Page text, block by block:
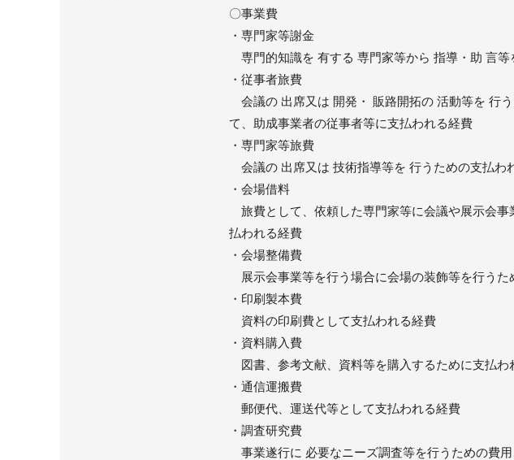
〇事業費
・専門家等謝金
専門的知識を 有する 専門家等から 指導・助 言等
・従事者旅費
会議の 出席又は 開発・ 販路開拓の 活動等を 行
て、助成事業者の従事者等に支払われる経費
・専門家等旅費
会議の 出席又は 技術指導等を 行うための支払わ
・会場借料
旅費として、依頼した専門家等に会議や展示会事
払われる経費
・会場整備費
展示会事業等を行う場合に会場の装飾等を行うた
・印刷製本費
資料の印刷費として支払われる経費
・資料購入費
図書、参考文献、資料等を購入するために支払わ
・通信運搬費
郵便代、運送代等として支払われる経費
・調査研究費
事業遂行に 必要なニーズ調査等を行うための費